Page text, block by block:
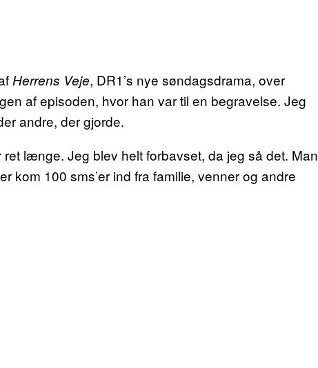
Herrens Veje, DR1’s nye søndagsdrama, over
af episoden, hvor han var til en begravelse. Jeg
andre, der gjorde.
ret længe. Jeg blev helt forbavset, da jeg så det. Man
kom 100 sms’er ind fra familie, venner og andre